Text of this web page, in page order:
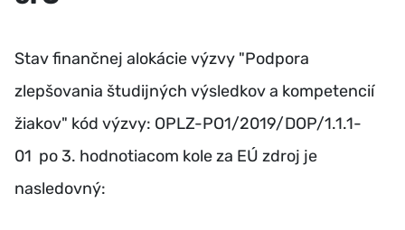
Stav finančnej alokácie výzvy "Podpora
zlepšovania študijných výsledkov a kompetencií
žiakov" kód výzvy: OPLZ-PO1/2019/DOP/1.1.1-
01 po 3. hodnotiacom kole za EÚ zdroj je
nasledovný: